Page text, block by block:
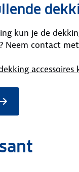
kun je de
Neem contact
toe te